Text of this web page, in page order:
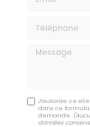
Message
J'autorise ce
dans ce
demande.
données